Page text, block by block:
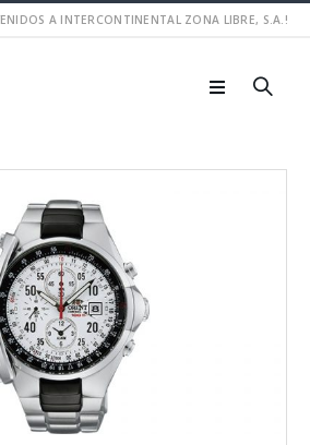
A INTERCONTINENTAL ZONA LIBRE, S.A.!